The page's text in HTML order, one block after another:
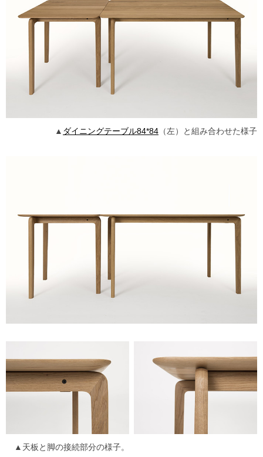
▲ ダイニングテーブル84*84 （左）と組み合わせた様子
▲天板と脚の接続部分の様子。